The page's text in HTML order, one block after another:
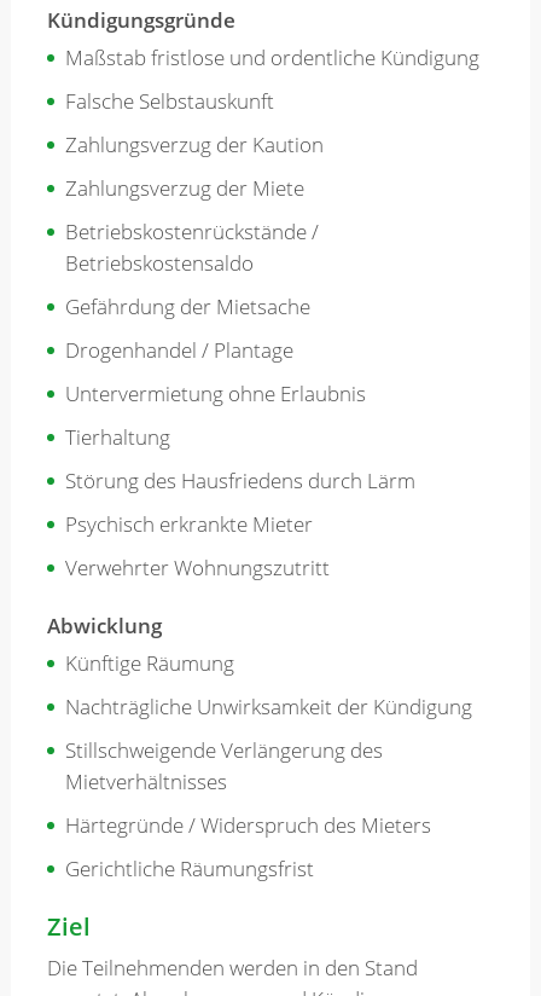
Kündigungsgründe
Maßstab fristlose und ordentliche Kündigung
Falsche Selbstauskunft
Zahlungsverzug der Kaution
Zahlungsverzug der Miete
Betriebskostenrückstände /
Betriebskostensaldo
Gefährdung der Mietsache
Drogenhandel / Plantage
Untervermietung ohne Erlaubnis
Tierhaltung
Störung des Hausfriedens durch Lärm
Psychisch erkrankte Mieter
Verwehrter Wohnungszutritt
Abwicklung
Künftige Räumung
Nachträgliche Unwirksamkeit der Kündigung
Stillschweigende Verlängerung des
Mietverhältnisses
Härtegründe / Widerspruch des Mieters
Gerichtliche Räumungsfrist
Ziel
Die Teilnehmenden werden in den Stand